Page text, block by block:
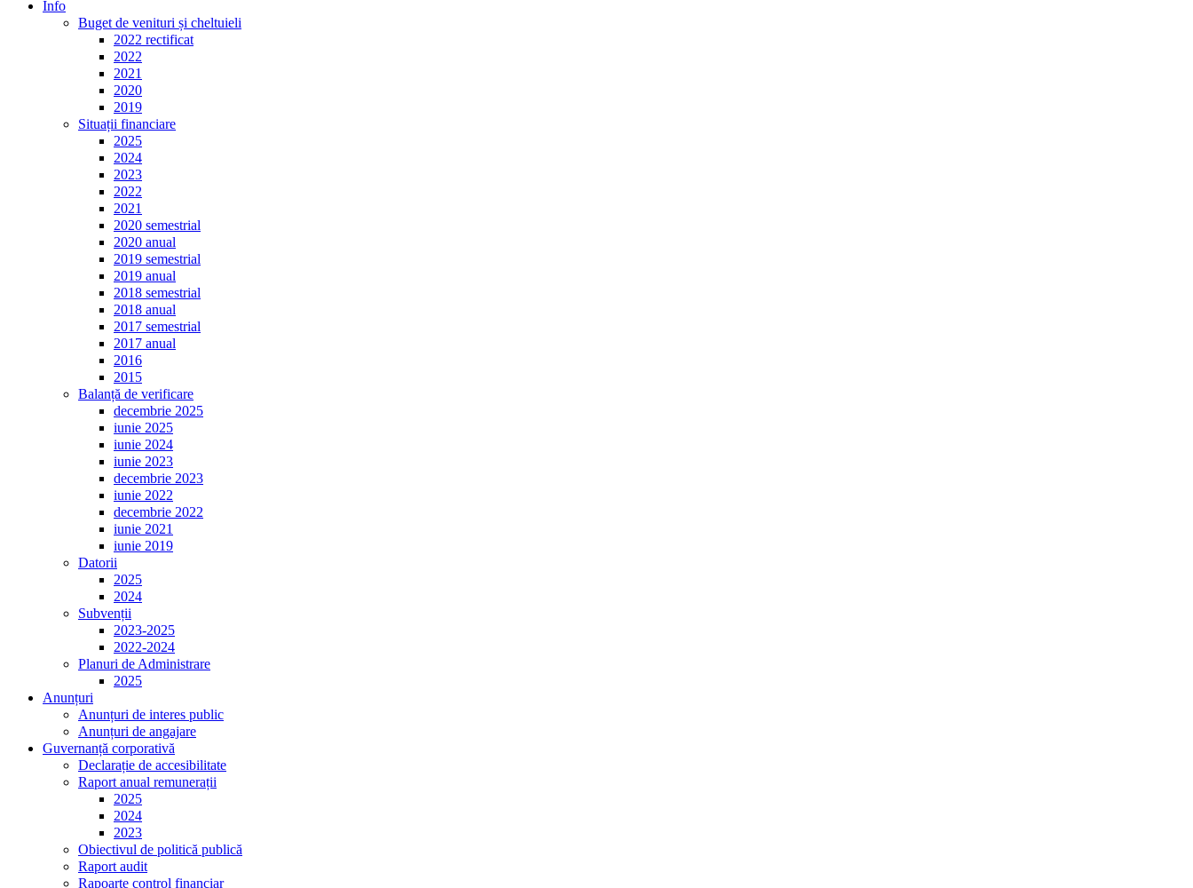
Info
Buget de venituri și cheltuieli
2022 rectificat
2022
2021
2020
2019
Situații financiare
2025
2024
2023
2022
2021
2020 semestrial
2020 anual
2019 semestrial
2019 anual
2018 semestrial
2018 anual
2017 semestrial
2017 anual
2016
2015
Balanță de verificare
decembrie 2025
iunie 2025
iunie 2024
iunie 2023
decembrie 2023
iunie 2022
decembrie 2022
iunie 2021
iunie 2019
Datorii
2025
2024
Subvenții
2023-2025
2022-2024
Planuri de Administrare
2025
Anunțuri
Anunțuri de interes public
Anunțuri de angajare
Guvernanță corporativă
Declarație de accesibilitate
Raport anual remunerații
2025
2024
2023
Obiectivul de politică publică
Raport audit
Rapoarte control financiar